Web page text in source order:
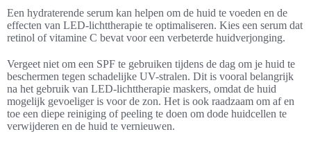
Een hydraterende serum kan helpen om de huid te voeden en de
effecten van LED-lichttherapie te optimaliseren. Kies een serum dat
retinol of vitamine C bevat voor een verbeterde huidverjonging.
Vergeet niet om een SPF te gebruiken tijdens de dag om je huid te
beschermen tegen schadelijke UV-stralen. Dit is vooral belangrijk
na het gebruik van LED-lichttherapie maskers, omdat de huid
mogelijk gevoeliger is voor de zon. Het is ook raadzaam om af en
toe een diepe reiniging of peeling te doen om dode huidcellen te
verwijderen en de huid te vernieuwen.